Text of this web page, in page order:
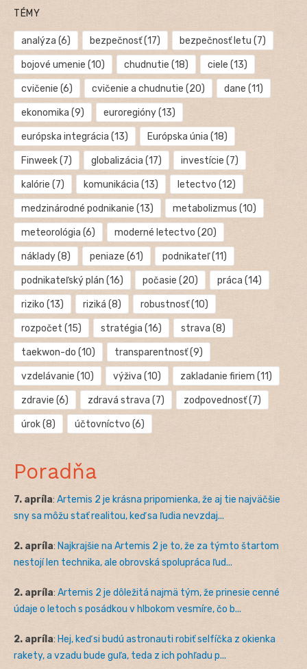
TÉMY
analýza (6) bezpečnosť(17) bezpečnosť letu (7)
bojové umenie (10) chudnutie (18) ciele (13)
cvičenie (6) cvičenie a chudnutie (20) dane (11)
ekonomika (9) euroregióny(13)
európska integrácia (13) Európska únia (18)
Finweek(7) globalizácia (17) investície (7)
kalórie (7) komunikácia (13) letectvo (12)
medzinárodné podnikanie (13) metabolizmus (10)
meteorológia (6) moderné letectvo (20)
náklady(8) peniaze (61) podnikateľ(11)
podnikateľský plán (16) počasie (20) práca (14)
riziko (13) riziká (8) robustnosť(10)
rozpočet (15) stratégia (16) strava (8)
taekwon-do (10) transparentnosť(9)
vzdelávanie (10) výživa (10) zakladanie firiem (11)
zdravie (6) zdravá strava (7) zodpovednosť(7)
úrok(8) účtovníctvo (6)
Poradňa
7. apríla: Artemis 2 je krásna pripomienka, že aj tie najväčšie
sny sa môžu stať realitou, keď sa ľudia nevzdaj...
2. apríla: Najkrajšie na Artemis 2 je to, že za týmto štartom
nestojí len technika, ale obrovská spolupráca ľud...
2. apríla: Artemis 2 je dôležitá najmä tým, že prinesie cenné
údaje o letoch s posádkou v hlbokom vesmíre, čo b...
2. apríla: Hej, keď si budú astronauti robiť selfíčka z okienka
rakety, a vzadu bude guľa, teda z ich pohľadu p...